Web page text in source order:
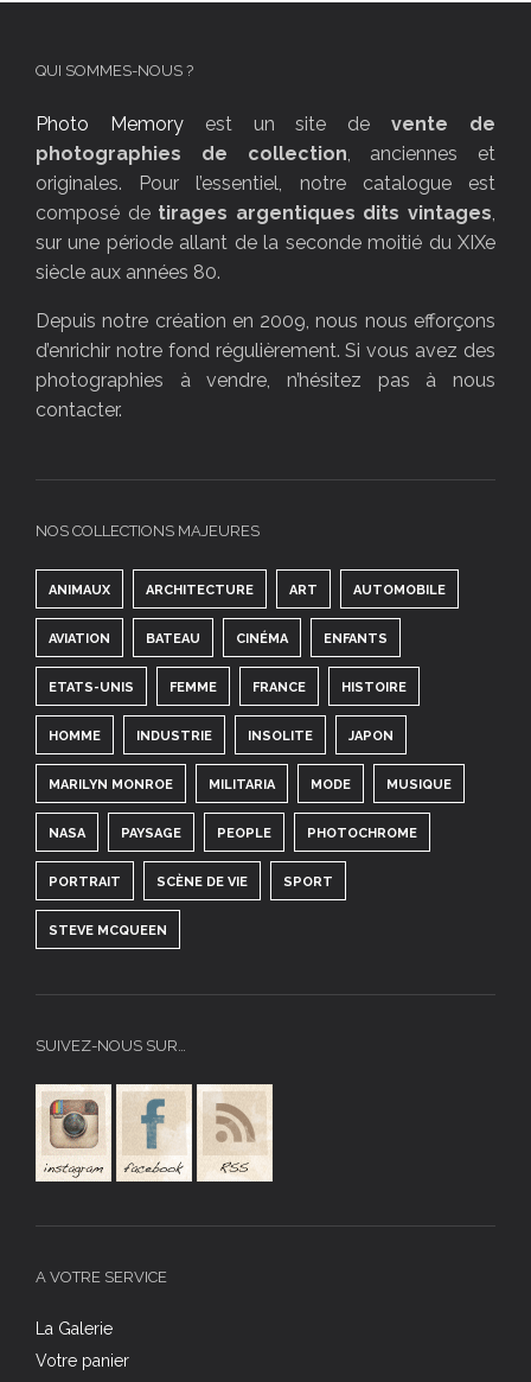
QUI SOMMES-NOUS ?
Photo Memoryest un site devente de
photographies de collection, anciennes et
originales. Pour l’essentiel, notre catalogue est
composé de tirages argentiques dits vintages,
sur une période allant de la seconde moitié du XIXe
siècle aux années 80.
Depuis notre création en 2009, nous nous efforçons
d’enrichir notre fond régulièrement. Si vous avez des
photographies à vendre, n’hésitez pas à nous
contacter.
NOS COLLECTIONS MAJEURES
ANIMAUX ARCHITECTURE ART AUTOMOBILE
AVIATION BATEAU CINÉMA ENFANTS
ETATS-UNIS FEMME FRANCE HISTOIRE
HOMME INDUSTRIE INSOLITE JAPON
MARILYN MONROE MILITARIA MODE MUSIQUE
NASA PAYSAGE PEOPLE PHOTOCHROME
PORTRAIT SCÈNE DE VIE SPORT
STEVE MCQUEEN
SUIVEZ-NOUS SUR…
A VOTRE SERVICE
La Galerie
Votre panier